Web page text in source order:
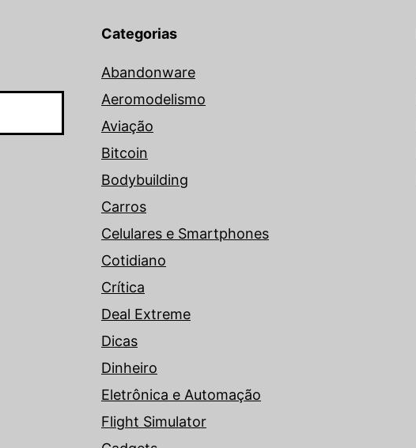
Categorias
Abandonware
Aeromodelismo
Aviação
Bitcoin
Bodybuilding
Carros
Celulares e Smartphones
Cotidiano
Crítica
Deal Extreme
Dicas
Dinheiro
Eletrônica e Automação
Flight Simulator